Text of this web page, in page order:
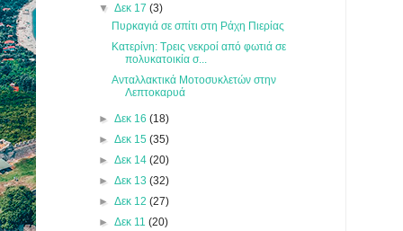
▼ Δεκ 17 (3)
Πυρκαγιά σε σπίτι στη Ράχη Πιερίας
Κατερίνη: Τρεις νεκροί από φωτιά σε
πολυκατοικία σ...
Ανταλλακτικά Μοτοσυκλετών στην
Λεπτοκαρυά
► Δεκ 16 (18)
► Δεκ 15 (35)
► Δεκ 14 (20)
► Δεκ 13 (32)
► Δεκ 12 (27)
► Δεκ 11 (20)